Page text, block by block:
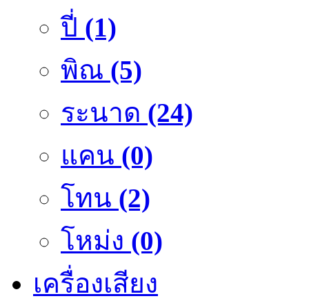
ปี่ (1)
พิณ (5)
ระนาด (24)
แคน (0)
โทน (2)
โหม่ง (0)
เครื่องเสียง